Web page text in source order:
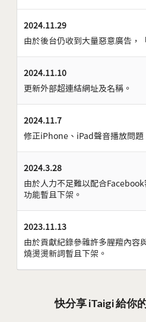
2024.11.29
由於後台仍收到大量惡意廣告，
2024.11.10
更新外部超連結網址及名稱。
2024.11.7
修正iPhone、iPad聲音播放問題
2024.3.28
由於人力不足難以配合
功能暫且下架。
2023.11.13
由於貢獻紀錄參雜許多腥羶內容
燒燙燙新詞暫且下架。
快分享 iTaigi 給你